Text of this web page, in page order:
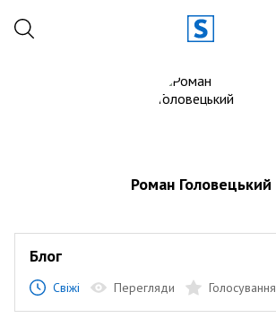
Роман Головецький
Блог
Свіжі Перегляди Голосування